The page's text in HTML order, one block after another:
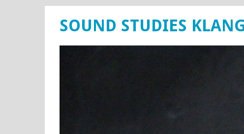
SOUND STUDIES